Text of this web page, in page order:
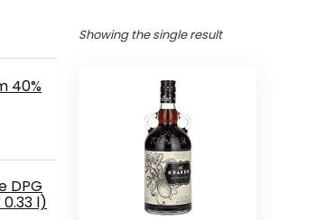
40%
DPG
0.33 l)
Showing the single result